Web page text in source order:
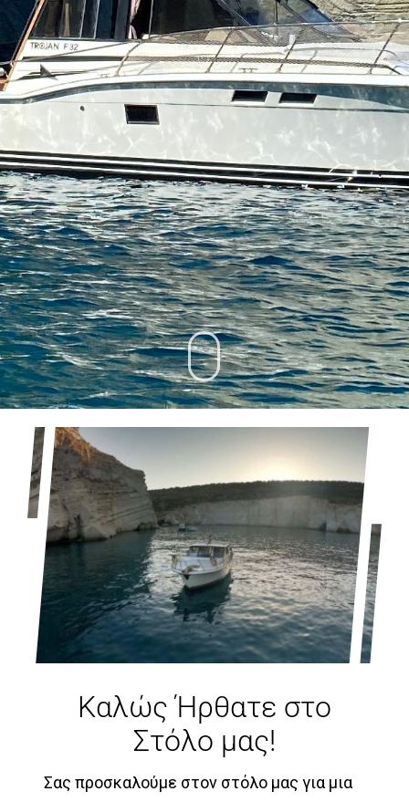
English
Ελληνικά
Καλώς Ήρθατε στο
Στόλο μας!
Σας προσκαλούμε στον στόλο μας για μια